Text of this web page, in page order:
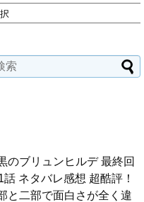
のブリュンヒルデ 最終回
話 ネタバレ感想 超酷評！
と二部で面白さが全く違